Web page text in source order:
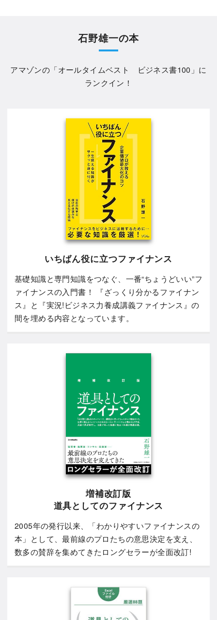
石野雄一の本
アマゾンの「オールタイムベスト ビジネス書100 」に
ランクイン！
いちばん役に立つファイナンス
基礎知識と専門知識をつなぐ、一番“ちょうどいい”フ
ァイナンスの入門書！ 『ざっくり分かるファイナン
ス』と『実況!ビジネス力養成講義ファイナンス』の
間を埋める内容となっています。
増補改訂版
道具としてのファイナンス
2005年の発行以来、「わかりやすいファイナンスの
本」として、最前線のプロたちの意思決定を支え、
数多の賛辞を集めてきたロングセラーが全面改訂!